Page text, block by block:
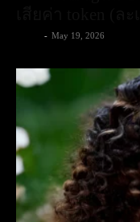
- May 19, 2026